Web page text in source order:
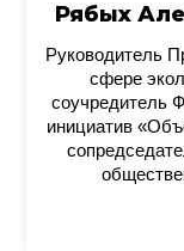
Рябых
Руководитель
сфере
соучредитель
инициатив